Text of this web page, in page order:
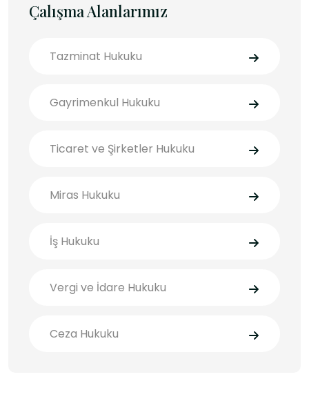
Çalışma Alanlarımız
Tazminat Hukuku
Gayrimenkul Hukuku
Ticaret ve Şirketler Hukuku
Miras Hukuku
İş Hukuku
Vergi ve İdare Hukuku
Ceza Hukuku